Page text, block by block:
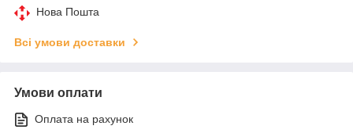
Нова Пошта
Всі умови доставки
Умови оплати
Оплата на рахунок